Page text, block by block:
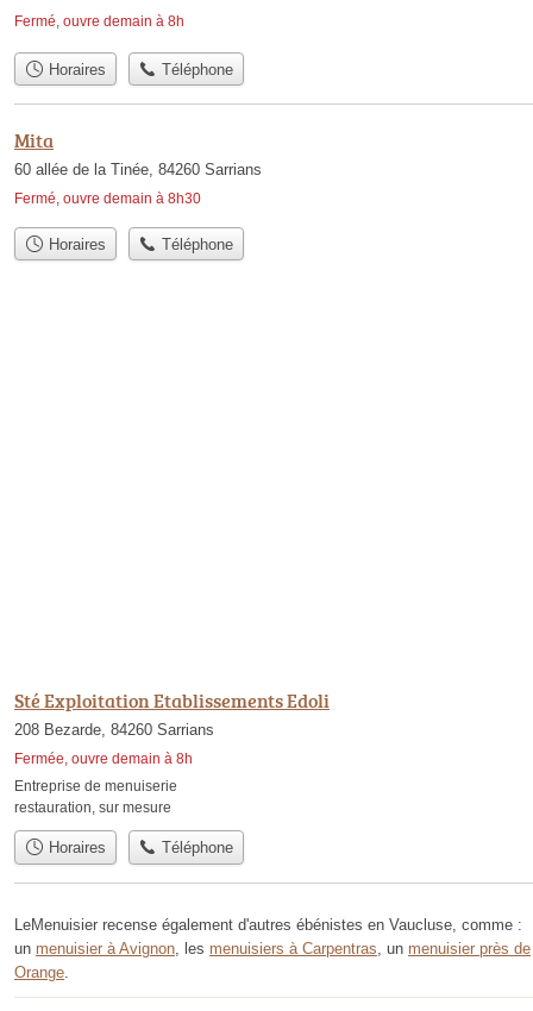
Fermé, ouvre demain à 8h
Horaires Téléphone
Mita
60 allée de la Tinée, 84260 Sarrians
Fermé, ouvre demain à 8h30
Horaires Téléphone
Sté Exploitation Etablissements Edoli
208 Bezarde, 84260 Sarrians
Fermée, ouvre demain à 8h
Entreprise de menuiserie
restauration, sur mesure
Horaires Téléphone
LeMenuisier recense également d'autres ébénistes en Vaucluse, comme :
un menuisier à Avignon , les menuisiers à Carpentras , un menuisier près de
Orange